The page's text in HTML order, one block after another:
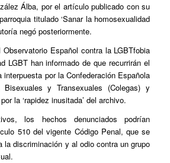
Álba, por el artículo publicado con su
titulado‘Sanar la homosexualidad
negó posteriormente.
Español contra la LGBTfobia
LGBT han informado de que recurrirán el
interpuesta por la Confederación Española
y Transexuales (Colegas) y
la ‘rapidez inusitada’ del archivo.
los hechos denunciados podrían
510 del vigente Código Penal, que se
la discriminación y al odio contra un grupo